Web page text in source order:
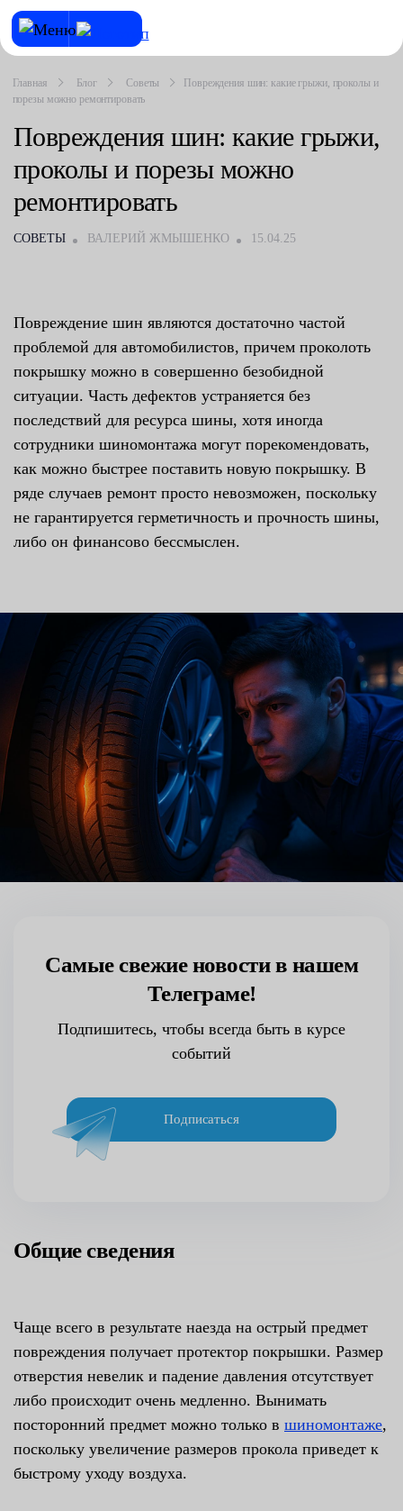
Главная Блог Советы
Повреждения шин: какие грыжи, проколы и
порезы можно ремонтировать
Повреждения шин: какие грыжи,
проколы и порезы можно
ремонтировать
СОВЕТЫ ВАЛЕРИЙ ЖМЫШЕНКО 15.04.25
Повреждение шин являются достаточно частой
проблемой для автомобилистов, причем проколоть
покрышку можно в совершенно безобидной
ситуации. Часть дефектов устраняется без
последствий для ресурса шины, хотя иногда
сотрудники шиномонтажа могут порекомендовать,
как можно быстрее поставить новую покрышку. В
ряде случаев ремонт просто невозможен, поскольку
не гарантируется герметичность и прочность шины,
либо он финансово бессмыслен.
Самые свежие новости в нашем
Телеграме!
Подпишитесь, чтобы всегда быть в курсе
событий
Подписаться
Общие сведения
Чаще всего в результате наезда на острый предмет
повреждения получает протектор покрышки. Размер
отверстия невелик и падение давления отсутствует
либо происходит очень медленно. Вынимать
посторонний предмет можно только в шиномонтаже,
поскольку увеличение размеров прокола приведет к
быстрому уходу воздуха.